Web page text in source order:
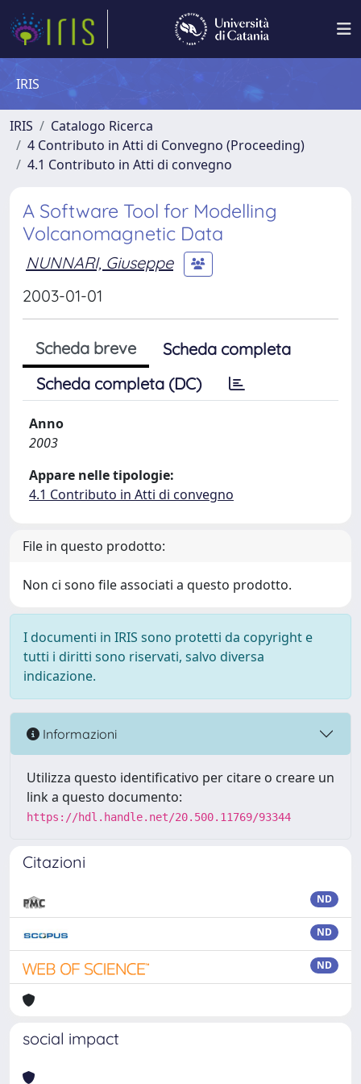
IRIS
IRIS
Catalogo Ricerca
4 Contributo in Atti di Convegno (Proceeding)
4.1 Contributo in Atti di convegno
A Software Tool for Modelling
Volcanomagnetic Data
NUNNARI, Giuseppe
2003-01-01
Scheda breve
Scheda completa
Scheda completa (DC)
Anno
2003
Appare nelle tipologie:
4.1 Contributo in Atti di convegno
File in questo prodotto:
Non ci sono file associati a questo prodotto.
I documenti in IRIS sono protetti da copyright e
tutti i diritti sono riservati, salvo diversa
indicazione.
Informazioni
Utilizza questo identificativo per citare o creare un
link a questo documento:
https://hdl.handle.net/20.500.11769/93344
Citazioni
ND
ND
ND
social impact